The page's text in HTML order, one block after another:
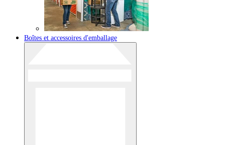
Boîtes et accessoires d'emballage